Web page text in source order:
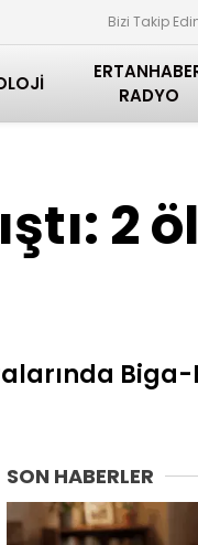
Bizi Takip
RADYO
2
SON HABERLER